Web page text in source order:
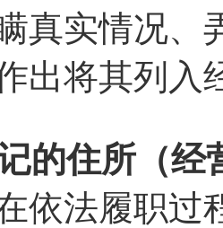
真实情况、
出将其列入
的住所（经
依法履职过